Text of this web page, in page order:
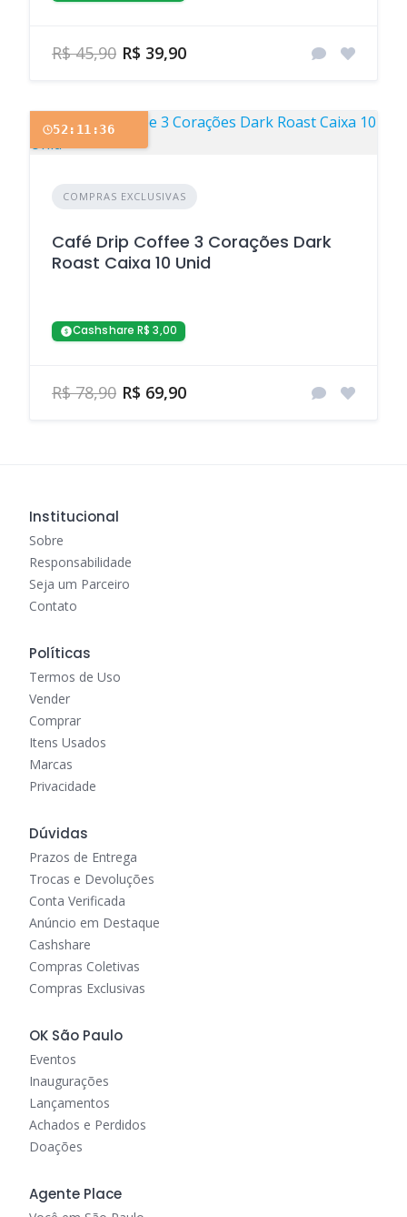
R$ 45,90 R$ 39,90
52:11:35
COMPRAS EXCLUSIVAS
Café Drip Coffee 3 Corações Dark
Roast Caixa 10 Unid
Cashshare R$ 3,00
R$ 78,90 R$ 69,90
Institucional
Sobre
Responsabilidade
Seja um Parceiro
Contato
Políticas
Termos de Uso
Vender
Comprar
Itens Usados
Marcas
Privacidade
Dúvidas
Prazos de Entrega
Trocas e Devoluções
Conta Verificada
Anúncio em Destaque
Cashshare
Compras Coletivas
Compras Exclusivas
OK São Paulo
Eventos
Inaugurações
Lançamentos
Achados e Perdidos
Doações
Agente Place